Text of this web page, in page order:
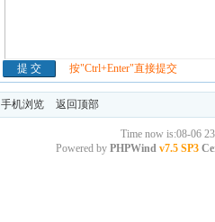
按"Ctrl+Enter"直接提交
手机浏览 返回顶部
Time now is:08-06
Powered byPHPWind v7.5 SP3